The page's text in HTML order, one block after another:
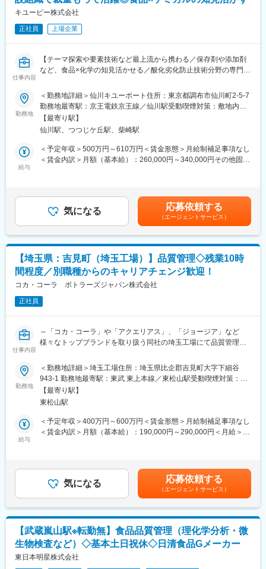
す。
※新しい分析手法の開発なども行っていただきます。
・虫、植物、有機物、金属、プラ、セラミック 等
日清食品ホールディングス（株）品質保証部 食品鑑定G
※日清食品（株）にて採用後、日清食品ホールディングス（株）へ
出向となります。
・残業時間：20h程度（研究所平均）
・スーパーフレックス制度あり（コアタイム無）※一部事業所除く
■グローバルイノベーション研究センターについて：
当社の研究拠点である、「the WAVE」は、グローバルイノベーシ
ョン研究センターとグローバル食品安全研究所の2つから成り立っ
ています。
その中で、グローバルイノベーション研究センターでは、日清食
品グループが成長するためのドライブコアとなる新しい技術を生
み出しています。即席麺類だけでなく、チルド （冷蔵） や冷凍食
品、ライス商品、菓子や乳酸菌飲食料品の開発機能を集結し、ジ
ャンルの垣根を越えてさまざまな技術を融合させることで、未来
変更の範囲：会社の定める業務
キユーピー株式会社
正社員 上場企業
仕事内容
【テーマ探索や要素技術など最上流から携わる／保存剤や添加剤
など、食品×化学の知見活かせる／酸化劣化防止技術分野の専門人
■職務概要
未来創造研究所 プロセスイノベーション研究部にて、キユーピ
ーで展開しているマヨネーズ・ドレッシングをはじめとした既存
商品を対象に、風味劣化を防ぐための研究開発をお任せします。
■業務詳細
ご経験やスキルに合わせて以下のような業務をお任せいたしま
や機器分析により技術の有用性を評価する業務
・有用な技術について技術開発やプロジェクトマネジメントを行
い、実装につなげる業務
■プロジェクト例
・マヨネーズ/ドレッシングの製造プロセスからどの工程でどれく
らい空気に触れて劣化しているかという点を分析・評価
部門との連携
初期は酸化防止技術の性能評価を担当いただきます。
将来的には技術探索や技術実装に向けたプロジェクトマネジメン
専門人材になっていただきたいと思います。
適性を踏まえ、関連部門の経験なども通じてスキルを高めていた
だくこともございます。
分析、試作等の出社業務と実施した試験データの整理・考察な
ど、在宅でも実施可能な業務があります。
未来創造研究所 プロセスイノベーション研究部 酸化制御チー
ムへの配属（2名在籍中。60代と40代のチームリーダーの2名体
制）
■本ポジションの魅力
・マヨネーズやドレッシングといったキユーピーを代表する既存
のコア製品からキユーピーグループの商品まで幅広く、「酸化制
御」を軸に事業成長に必要なテーマを生み出すこともできる裁量
勤務地
＜勤務地詳細＞仙川キユーポート住所：東京都調布市仙川町2-5-7
勤務地最寄駅：京王電鉄京王線／仙川駅受動喫煙対策：敷地内全
面禁煙変更の範囲：会社の定める事業所（リモートワーク含む）
【最寄り駅】
仙川駅、つつじケ丘駅、柴崎駅
給与
＜予定年収＞500万円～610万円＜賃金形態＞月給制補足事項なし
＜賃金内訳＞月額（基本給）：260,000円～340,000円その他固定
ファーは想定していないため、あくまでも将来的なモデル年収と
なります。賃金はあくまでも目安の金額であり、選考を通じて上
下する可能性があります。月給(月額)は固定手当を含めた表記で
す。
気になる 応募依頼する
（エージェントサービス）
【埼玉県：吉見町（埼玉工場）】品質管理◇残業10時
間程度／別職種からのキャリアチェンジ歓迎！
コカ・コーラ ボトラーズジャパン株式会社
正社員
仕事内容
～「コカ・コーラ」や「アクエリアス」、「ジョージア」など
様々なトップブランドを取り扱う同社の埼玉工場にて品質管理ス
■職務内容：品質管理スタッフとしてFSSC22000の推進や
ISO9001の維持管理をお任せ致します。
【具体的な業務内容】
◇原材料、製品が水準や仕様に合致しているか、原材料や工程内
製品、最終製品の理化学検査
◇5S／GMPや防虫活動の推進 ・FSSC22000/ISO9001の維持管理
学や学習キットを用いて製品知識などについてしっかりと基礎か
ら学びます。配属後は、機械原理などの知識を深めるために教育
部門や機械メーカーの研修、先輩社員のサポートを受けながらス
より生産性を高めたり、品質や安全に関する改善の気付きを活発
に社内共有しているため、常に改善提案を発信する機会がありま
す。日々の業務の中で感じた小さな気づきや、ちょっとした工夫
勤務地
＜勤務地詳細＞埼玉工場住所：埼玉県比企郡吉見町大字下細谷
943-1 勤務地最寄駅：東武 東上本線／東松山駅受動喫煙対策：敷
地内全面禁煙変更の範囲：会社の定める事業所
【最寄り駅】
東松山駅
給与
＜予定年収＞400万円～600万円＜賃金形態＞月給制補足事項なし
＜賃金内訳＞月額（基本給）：190,000円～290,000円＜月給＞
月、翌3月）賃金はあくまでも目安の金額であり、選考を通じて上
下する可能性があります。月給(月額)は固定手当を含めた表記で
気になる 応募依頼する
（エージェントサービス）
【武蔵嵐山駅※転勤無】食品品質管理（理化学分析・微
生物検査など）◇基本土日祝休◇日清食品Gメーカー
東日本明星株式会社